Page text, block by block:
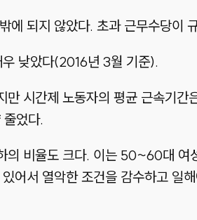
되지 않았다. 초과 근무수당이
낮았다(2016년 3월 기준).
시간제 노동자의 평균 근속기간
었다.
의 비율도 크다. 이는 50~60대 여
어서 열악한 조건을 감수하고 일